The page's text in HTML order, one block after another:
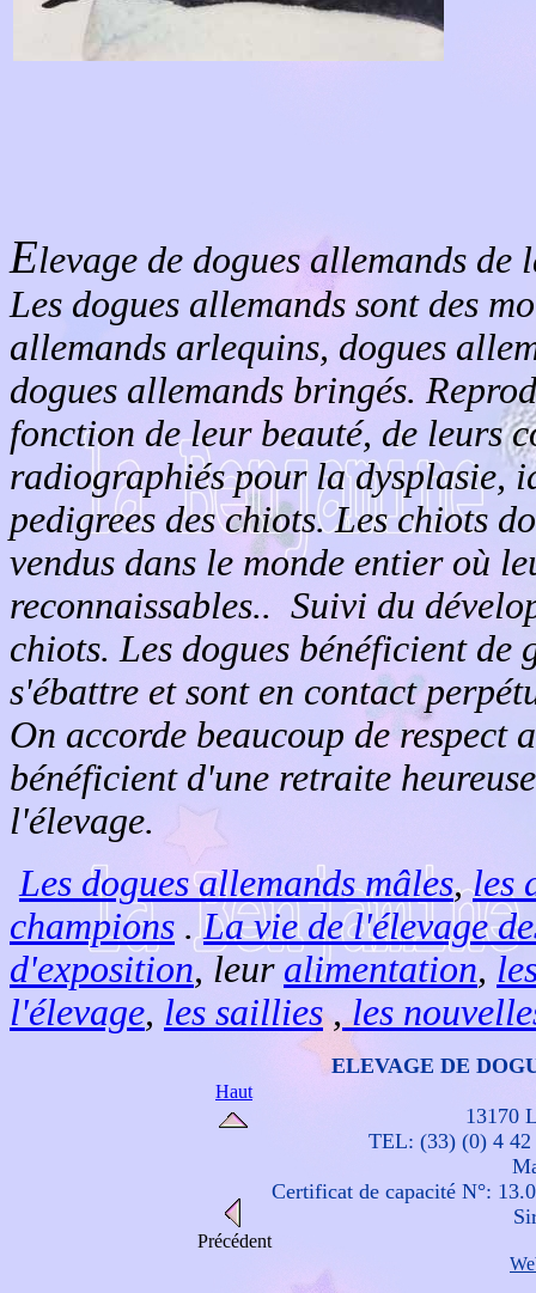
Elevage de dogues allemands
Les dogues allemands sont des
allemands arlequins, dogues
dogues allemands bringés.
fonction de leur beauté, de leurs
radiographiés pour la dysplasie,
pedigrees des chiots. Les chiots
vendus dans le monde entier où
reconnaissables.. Suivi du
chiots. Les dogues bénéficient de
s'ébattre et sont en contact
On accorde beaucoup de respect
bénéficient d'une retraite
l'élevage.
Les dogues allemands mâles,les
champions .La vie de l'élevage
d'exposition, leur alimentation,
l'élevage, les saillies,les
Haut
ELEVAGE DE
13170
TEL: (33) (0) 4
Certificat de capacité N°:
Précédent